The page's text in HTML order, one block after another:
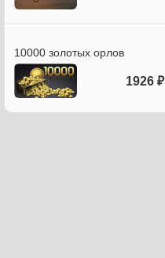
10000 золотых орлов
1926 ₽